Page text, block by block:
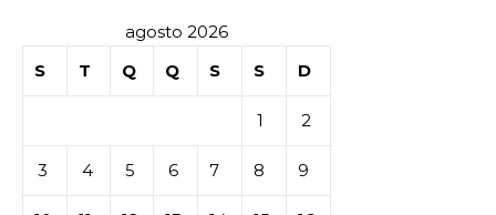
agosto 2026
S
T Q Q S S D
1 2
3 4 5 6 7 8 9